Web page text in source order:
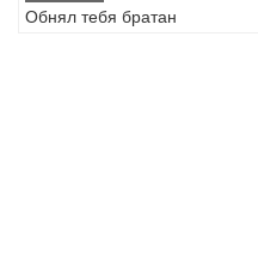
Обнял тебя братан